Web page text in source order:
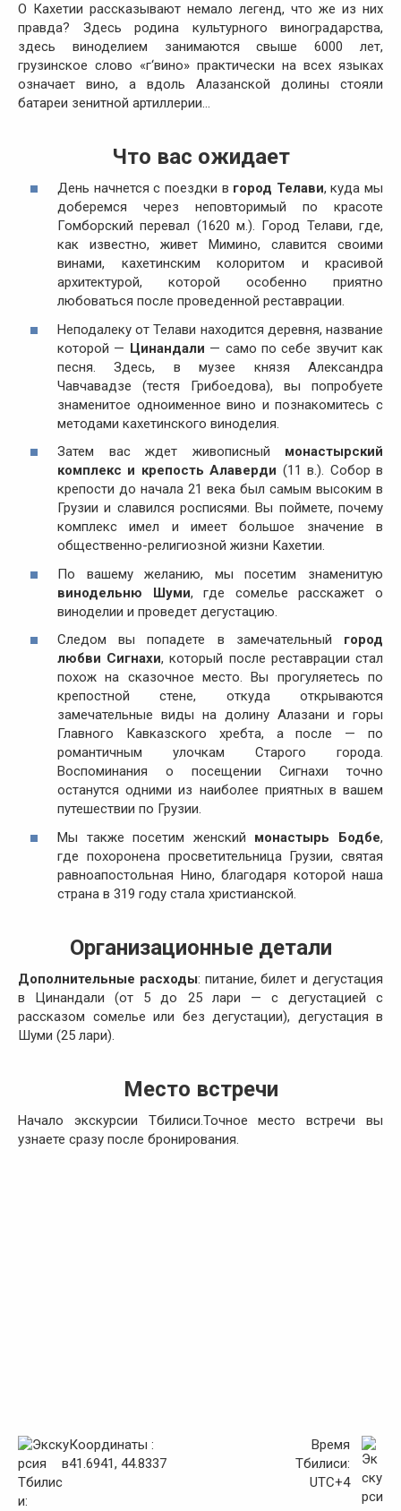
О Кахетии рассказывают немало легенд, что же из них
правда? Здесь родина культурного виноградарства,
здесь виноделием занимаются свыше 6000 лет,
грузинское слово «г‘вино» практически на всех языках
означает вино, а вдоль Алазанской долины стояли
батареи зенитной артиллерии…
Что вас ожидает
День начнется с поездки в город Телави, куда мы
доберемся через неповторимый по красоте
Гомборский перевал (1620 м.). Город Телави, где,
как известно, живет Мимино, славится своими
винами, кахетинским колоритом и красивой
архитектурой, которой особенно приятно
любоваться после проведенной реставрации.
Неподалеку от Телави находится деревня, название
которой — Цинандали — само по себе звучит как
песня. Здесь, в музее князя Александра
Чавчавадзе (тестя Грибоедова), вы попробуете
знаменитое одноименное вино и познакомитесь с
методами кахетинского виноделия.
Затем вас ждет живописный монастырский
комплекс и крепость Алаверди (11 в.). Собор в
крепости до начала 21 века был самым высоким в
Грузии и славился росписями. Вы поймете, почему
комплекс имел и имеет большое значение в
общественно-религиозной жизни Кахетии.
По вашему желанию, мы посетим знаменитую
винодельню Шуми, где сомелье расскажет о
виноделии и проведет дегустацию.
Следом вы попадете в замечательный город
любви Сигнахи, который после реставрации стал
похож на сказочное место. Вы прогуляетесь по
крепостной стене, откуда открываются
замечательные виды на долину Алазани и горы
Главного Кавказского хребта, а после — по
романтичным улочкам Старого города.
Воспоминания о посещении Сигнахи точно
останутся одними из наиболее приятных в вашем
путешествии по Грузии.
Мы также посетим женский монастырь Бодбе,
где похоронена просветительница Грузии, святая
равноапостольная Нино, благодаря которой наша
страна в 319 году стала христианской.
Организационные детали
Дополнительные расходы: питание, билет и дегустация
в Цинандали (от 5 до 25 лари — с дегустацией с
рассказом сомелье или без дегустации), дегустация в
Шуми (25 лари).
Место встречи
Начало экскурсии Тбилиси.Точное место встречи вы
узнаете сразу после бронирования.
Координаты :
41.6941, 44.8337
Время
Тбилиси:
UTC+4